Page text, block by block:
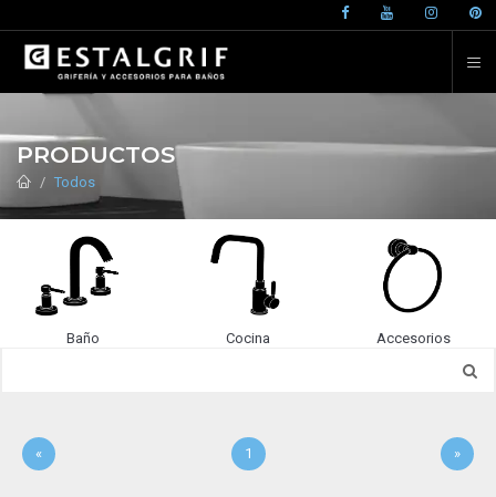
PRODUCTOS
Todos
Baño Cocina Accesorios
« 1 »